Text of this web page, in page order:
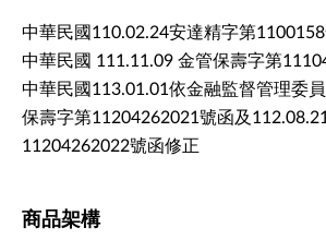
中華民國110.02.24安達精字第
中華民國 111.11.09 金管保壽字第
中華民國113.01.01依金融監督管理委
保壽字第11204262021號函及
11204262022號函修正
商品架構